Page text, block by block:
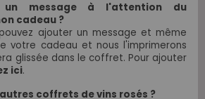
un message à l'attention du
cadeau ?
ajouter un message et même
votre cadeau et nous l'imprimerons
glissée dans le coffret. Pour ajouter
ici.
coffrets de vins rosés ?